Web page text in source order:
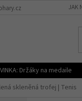
JAK
Držáky na medaile
skleněná trofej | Tenis